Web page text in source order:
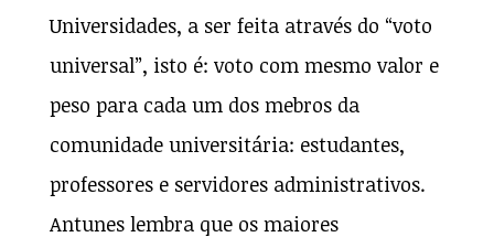
Universidades, a ser feita através do “voto
universal”, isto é: voto com mesmo valor e
peso para cada um dos mebros da
comunidade universitária: estudantes,
professores e servidores administrativos.
Antunes lembra que os maiores